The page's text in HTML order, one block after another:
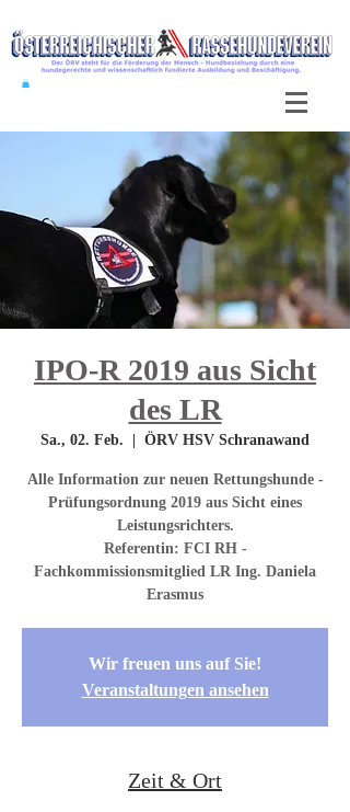
IPO-R 2019 aus Sicht
des LR
Sa., 02. Feb. ÖRV HSV Schranawand
Alle Information zur neuen Rettungshunde -
Prüfungsordnung 2019 aus Sicht eines
Leistungsrichters.
Referentin: FCI RH -
Fachkommissionsmitglied LR Ing. Daniela
Erasmus
Wir freuen uns auf Sie!
Veranstaltungen ansehen
Zeit & Ort